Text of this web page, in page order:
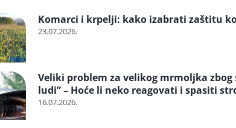
Komarci i krpelji: kako izabrati zaštitu
23.07.2026.
Veliki problem za velikog mrmoljka zbog
ludi” – Hoće li neko reagovati i spasiti
16.07.2026.